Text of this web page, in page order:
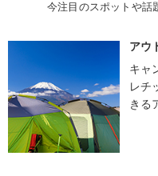
今注目のスポットや話
アウ
キャ
レチ
きる